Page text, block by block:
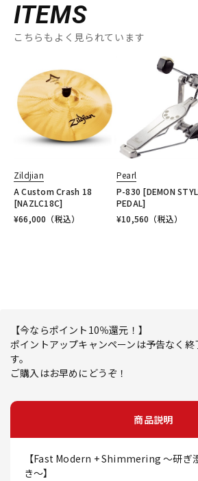
ITEMS
こちらもよく見られています
Zildjian
A Custom Crash 18
[NAZLC18C]
¥66,000 （税込）
Pearl
P-830 [DEMON
PEDAL]
¥10,560 （税込）
【今ならポイント10％還元！】
ポイントアップキャンペーンは予告なく終
す。
ご購入はお早めにどうぞ！
商品説明
【Fast Modern + Shimmering ～研ぎ
き～】